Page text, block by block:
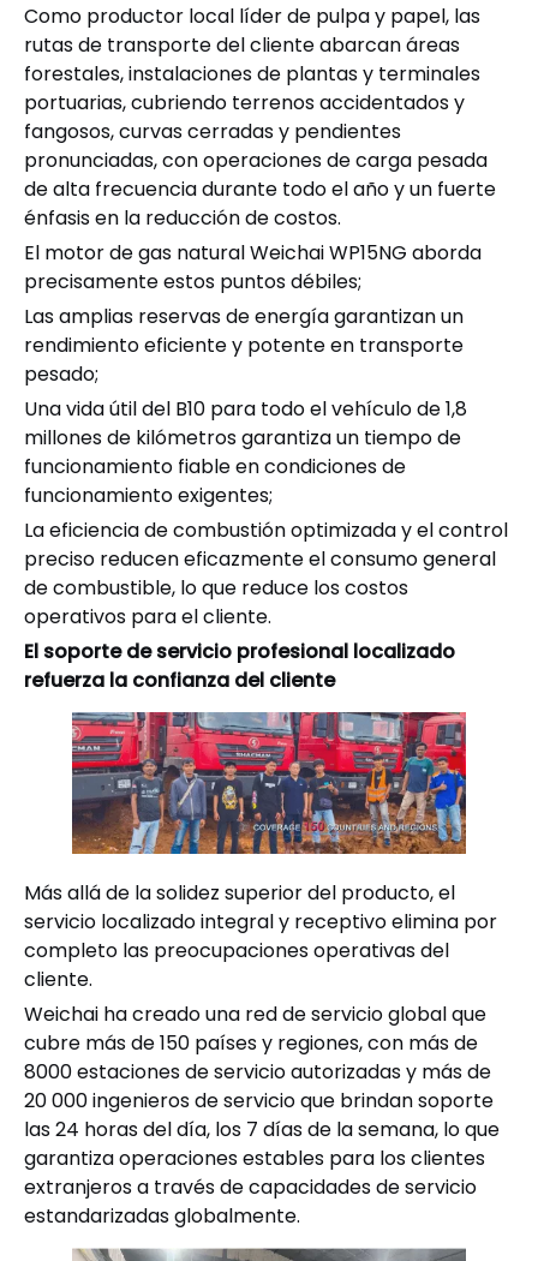
Como productor local líder de pulpa y papel, las
rutas de transporte del cliente abarcan áreas
forestales, instalaciones de plantas y terminales
portuarias, cubriendo terrenos accidentados y
fangosos, curvas cerradas y pendientes
pronunciadas, con operaciones de carga pesada
de alta frecuencia durante todo el año y un fuerte
énfasis en la reducción de costos.
El motor de gas natural Weichai WP15NG aborda
precisamente estos puntos débiles;
Las amplias reservas de energía garantizan un
rendimiento eficiente y potente en transporte
pesado;
Una vida útil del B10 para todo el vehículo de 1,8
millones de kilómetros garantiza un tiempo de
funcionamiento fiable en condiciones de
funcionamiento exigentes;
La eficiencia de combustión optimizada y el control
preciso reducen eficazmente el consumo general
de combustible, lo que reduce los costos
operativos para el cliente.
El soporte de servicio profesional localizado
refuerza la confianza del cliente
Más allá de la solidez superior del producto, el
servicio localizado integral y receptivo elimina por
completo las preocupaciones operativas del
cliente.
Weichai ha creado una red de servicio global que
cubre más de 150 países y regiones, con más de
8000 estaciones de servicio autorizadas y más de
20 000 ingenieros de servicio que brindan soporte
las 24 horas del día, los 7 días de la semana, lo que
garantiza operaciones estables para los clientes
extranjeros a través de capacidades de servicio
estandarizadas globalmente.